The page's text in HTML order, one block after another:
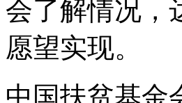
会了解情况，
愿望实现。
中国扶贫基金